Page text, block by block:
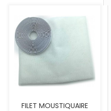
FILET MOUSTIQUAIRE